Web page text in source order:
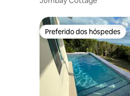
Preferido dos hóspedes
Preferido dos hóspedes